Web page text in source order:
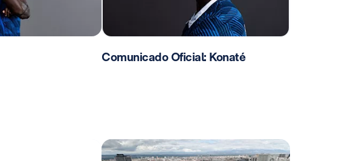
Comunicado Oficial: Konaté